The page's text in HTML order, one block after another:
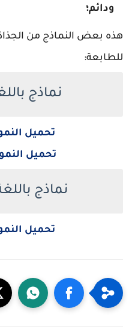
ودائم؛
للطابعة:
نماذج
تحميل
تحميل
نماذج
تحميل